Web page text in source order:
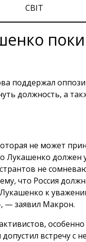
СВІТ
поддержал
должность, а
не может
должен
не
что Россия
к
— заявил Макрон.
встречу с